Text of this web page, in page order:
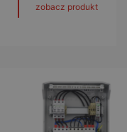
zobacz produkt